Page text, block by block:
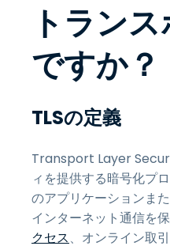
トラン
ですか？
TLSの定義
Transport Layer
ィを提供する暗号化プ
のアプリケーションま
インターネット通信を
クセス、オンライン取